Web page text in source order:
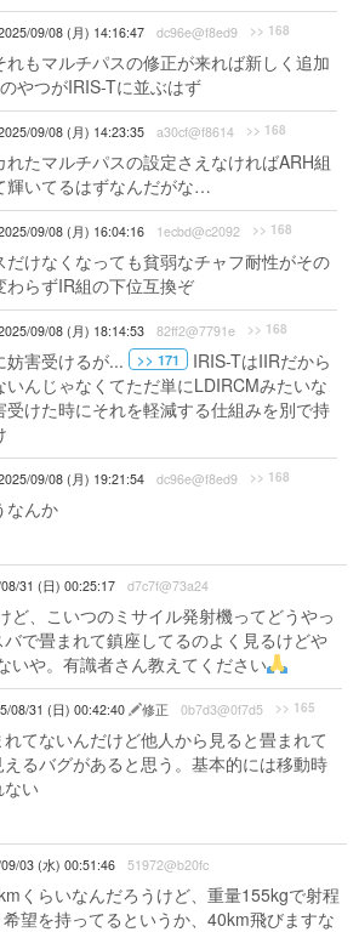
09/08 (月) 14:16:47 dc96e@f8ed9 >> 168
れもマルチパスの修正が来れば新しく追加
やつがIRIS-Tに並ぶはず
09/08 (月) 14:23:35 a30cf@f8614 >> 168
れたマルチパスの設定さえなければARH組
輝いてるはずなんだがな…
09/08 (月) 16:04:16 1ecbd@c2092 >> 168
だけなくなっても貧弱なチャフ耐性がその
わらずIR組の下位互換ぞ
09/08 (月) 18:14:53 82ff2@7791e >> 168
妨害受けるが... >> 171
IRIS-TはIIRだから
いんじゃなくてただ単にLDIRCMみたいな
受けた時にそれを軽減する仕組みを別で持
09/08 (月) 19:21:54 dc96e@f8ed9 >> 168
なんか
31 (日) 00:25:17 d7c7f@73a24
ど、こいつのミサイル発射機ってどうやっ
で畳まれて鎮座してるのよく見るけどや
いや。有識者さん教えてください
08/31 (日) 00:42:40 修正 0b7d3@0f7d5 >> 165
てないんだけど他人から見ると畳まれて
るバグがあると思う。基本的には移動時
い
03 (水) 00:51:46 51972@b20fc
くらいなんだろうけど、重量155kgで射程
望を持ってるというか、40km飛びますな